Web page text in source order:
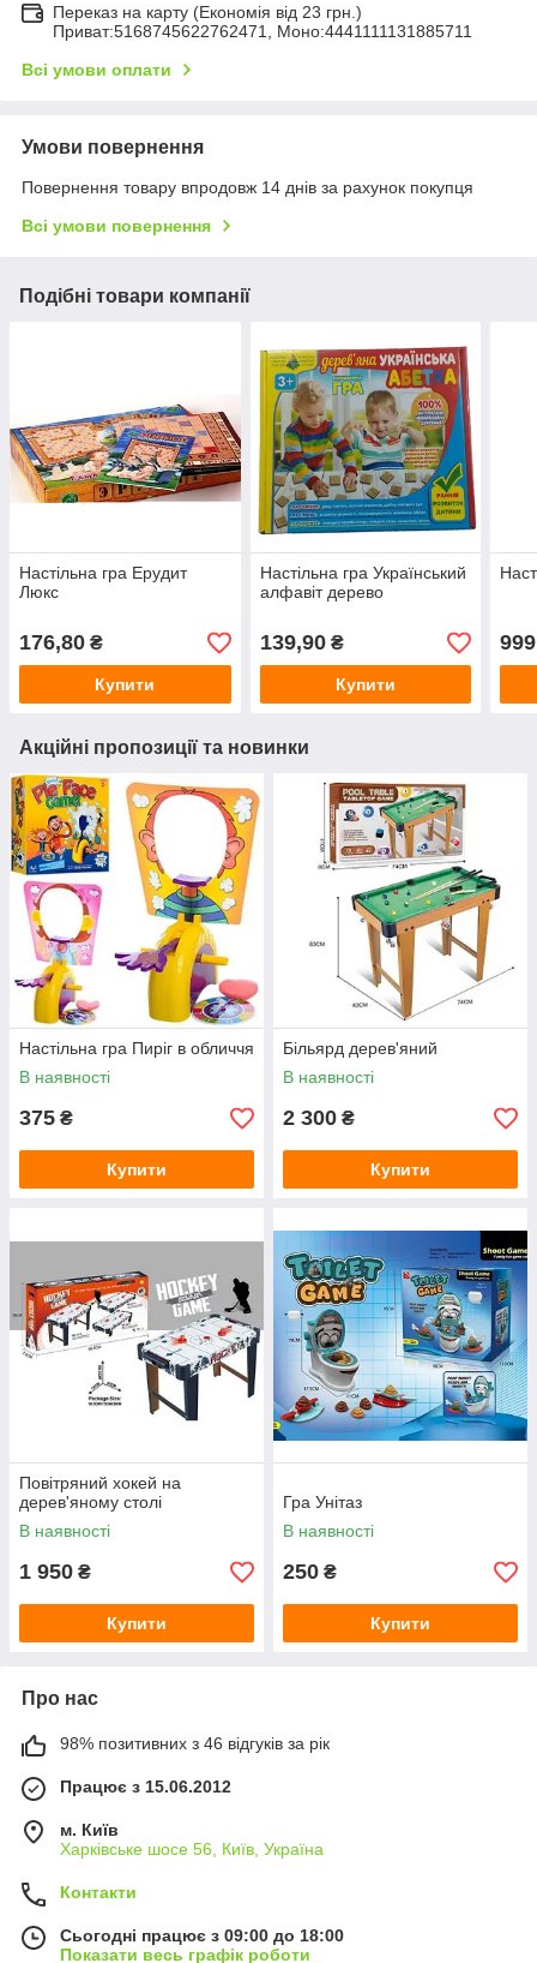
Переказ на карту (Економія від 23 грн.)
Приват:5168745622762471, Моно:4441111131885711
Всі умови оплати
Умови повернення
Повернення товару впродовж 14 днів за рахунок покупця
Всі умови повернення
Подібні товари компанії
Настільна гра Ерудит
Люкс
176,80 ₴
Купити
Настільна гра Український
алфавіт дерево
139,90₴
Купити
999
Акційні пропозиції та новинки
Настільна гра Пиріг в обличчя
В наявності
375 ₴
Купити
Більярд дерев'яний
В наявності
2 300 ₴
Купити
Повітряний хокей на
дерев'яному столі
В наявності
1 950 ₴
Купити
Гра Унітаз
В наявності
250 ₴
Купити
Про нас
98% позитивних з 46 відгуків за рік
Працює з 15.06.2012
м. Київ
Харківське шосе 56, Київ, Україна
Контакти
Сьогодні працює з 09:00 до 18:00
Показати весь графік роботи